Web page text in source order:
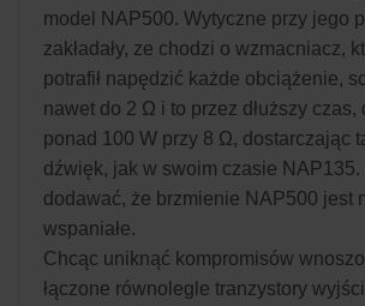
model NAP500. Wytyczne przy jego
zakładały, ze chodzi o wzmacniacz,
potrafił napędzić każde obciążenie,
nawet do 2 Ω i to przez dłuższy czas,
ponad 100 W przy 8 Ω, dostarczając
dźwięk, jak w swoim czasie NAP135.
dodawać, że brzmienie NAP500 jest
wspaniałe.
Chcąc uniknąć kompromisów
łączone równolegle tranzystory